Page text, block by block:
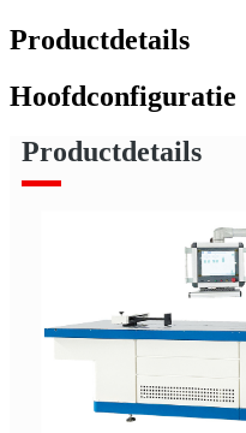
Productdetails
Hoofdconfiguratie
Productdetails